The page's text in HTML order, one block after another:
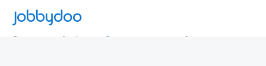
Jobbydoo